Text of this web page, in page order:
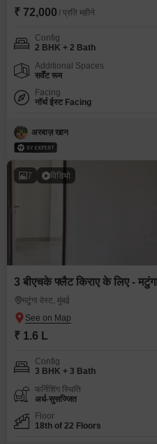
₹ 72,000 / प्रति महीने
Config
2 BHK + 2 Bath
Additional Spaces
सर्वेंट रूम
Facing
नॉर्थ ईस्ट Facing
अरबाज़ खान
7 विडियो
3 बीएचके फ्लैट किराए के लिए -
मटुंगा वेस्ट, मुंबई
₹ 1.6 L
Config
3 BHK + 3 Bath
फर्निशिंग स्थिति
अर्ध-सुसज्जित
Floor
18th of 22 Floors